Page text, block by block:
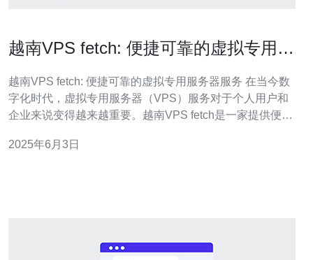
越南VPS fetch: 便捷可靠的虚拟专用服
越南VPS fetch: 便捷可靠的虚拟专用服务器服务 在当今数
字化时代，虚拟专用服务器（VPS）服务对于个人用户和
企业来说变得越来越重要。越南VPS fetch是一家提供便捷
务器，满足各种需求。 越南VPS fetch的VPS服务有着诸
2025年6月3日